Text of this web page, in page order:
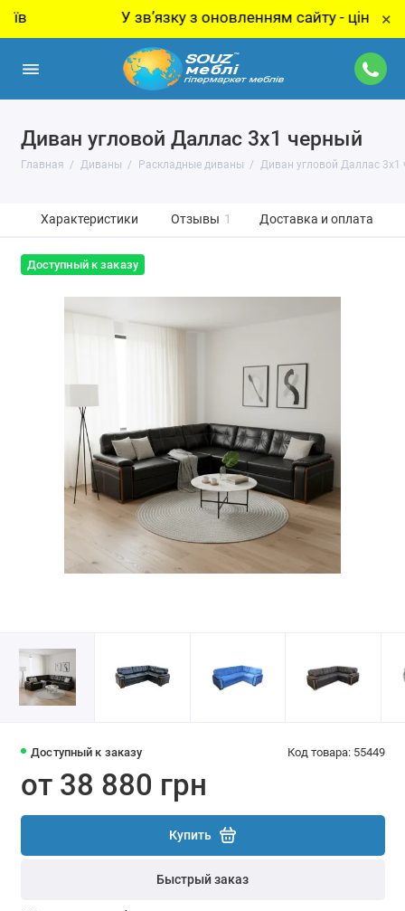
У звʼязку з оновленням сайту - ціну за ×
Диван угловой Даллас 3х1 черный
Главная Диваны Раскладные диваны Диван угловой Даллас 3х1
Характеристики Отзывы 1 Доставка и оплата
Доступный к заказу
Доступный к заказу Код товара: 55449
от 38 880 грн
Купить
Быстрый заказ